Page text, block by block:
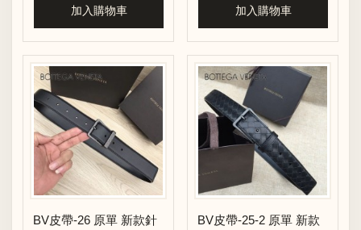
加入購物車 加入購物車
BV皮帶-26 原單 新款針
BV皮帶-25-2 原單 新款